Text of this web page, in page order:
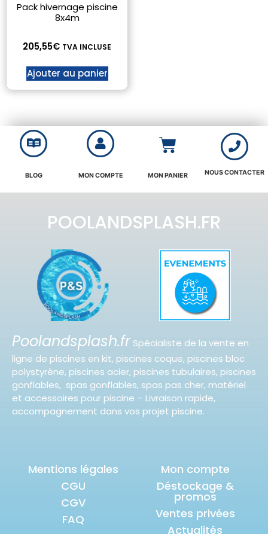
Pack hivernage piscine
8x4m
205,55€ TVA INCLUSE
Ajouter au panier
BLOG MON COMPTE MON PANIER NOUS CONTACTER
POOLANDSPLASH.FR
Poolandsplash.fr Spécialiste de la vente en
ligne de piscines en kit, piscines coque, piscines bloc
polystyrène, piscines acier, piscines tubulaires, piscines
gonflables, spas gonflables, spas pas cher, matériel
et accessoires pour piscine – Livraison rapide,
accompagnement dans vos projet piscine.
Mentions légales
CGU
CGV
FAQ
Mon compte
Déstockage &
promos
Ventes privées
Actualités